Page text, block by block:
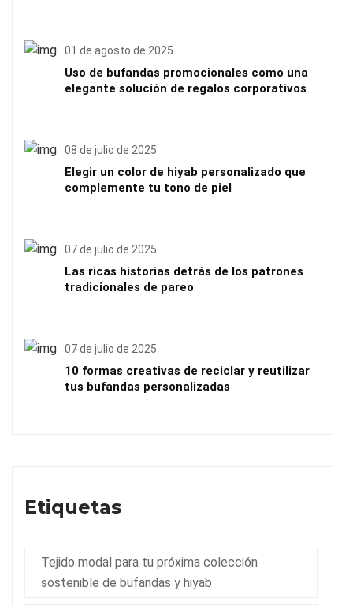
01 de agosto de 2025
Uso de bufandas promocionales como una
elegante solución de regalos corporativos
08 de julio de 2025
Elegir un color de hiyab personalizado que
complemente tu tono de piel
07 de julio de 2025
Las ricas historias detrás de los patrones
tradicionales de pareo
07 de julio de 2025
10 formas creativas de reciclar y reutilizar
tus bufandas personalizadas
Etiquetas
Tejido modal para tu próxima colección
sostenible de bufandas y hiyab